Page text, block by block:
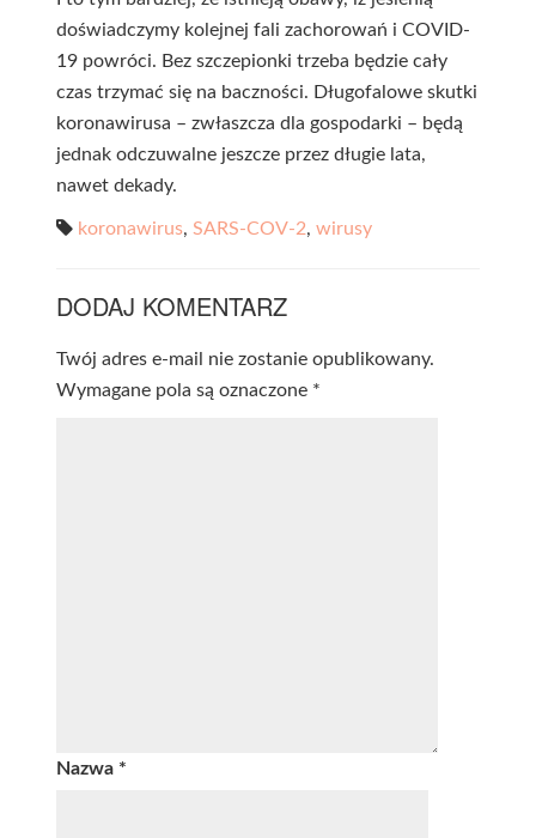
doświadczymy kolejnej fali zachorowań i COVID-
19 powróci. Bez szczepionki trzeba będzie cały
czas trzymać się na baczności. Długofalowe skutki
koronawirusa – zwłaszcza dla gospodarki – będą
jednak odczuwalne jeszcze przez długie lata,
nawet dekady.
koronawirus, SARS-COV-2, wirusy
DODAJ KOMENTARZ
Twój adres e-mail nie zostanie opublikowany.
Wymagane pola są oznaczone *
Nazwa *